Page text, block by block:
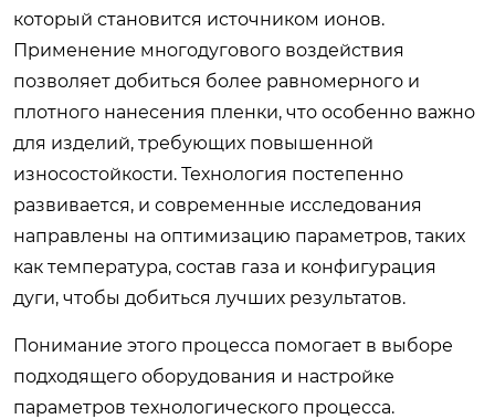
который становится источником ионов.
Применение многодугового воздействия
позволяет добиться более равномерного и
плотного нанесения пленки, что особенно важно
для изделий, требующих повышенной
износостойкости. Технология постепенно
развивается, и современные исследования
направлены на оптимизацию параметров, таких
как температура, состав газа и конфигурация
дуги, чтобы добиться лучших результатов.
Понимание этого процесса помогает в выборе
подходящего оборудования и настройке
параметров технологического процесса.